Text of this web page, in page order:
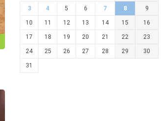
3 4 5 6 7 8 9
10 11 12 13 14 15 16
17 18 19 20 21 22 23
24 25 26 27 28 29 30
31